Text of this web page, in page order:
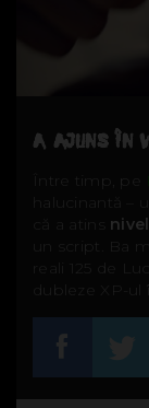
A AJUNS ÎN
Între timp, pe
halucinantă
că a atins
un script. Ba
reali 125 de
dubleze XP-